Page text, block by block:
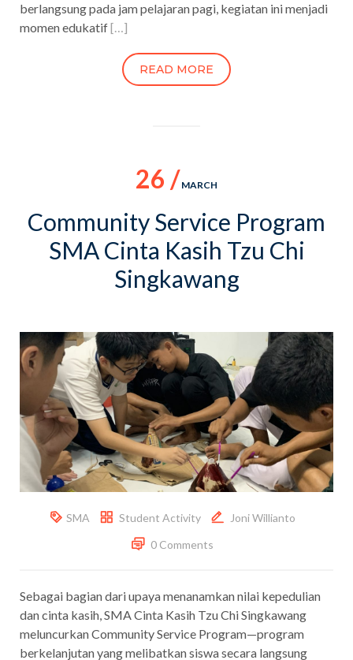
berlangsung pada jam pelajaran pagi, kegiatan ini menjadi
momen edukatif[…]
READ MORE
26 / MARCH
Community Service Program
SMA Cinta Kasih Tzu Chi
Singkawang
SMA Student Activity
Joni Willianto
0 Comments
Sebagai bagian dari upaya menanamkan nilai kepedulian
dan cinta kasih, SMA Cinta Kasih Tzu Chi Singkawang
meluncurkan Community Service Program—program
berkelanjutan yang melibatkan siswa secara langsung